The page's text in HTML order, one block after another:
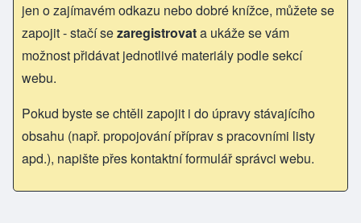
jen o zajímavém odkazu nebo dobré knížce, můžete se
zapojit - stačí sezaregistrovata ukáže se vám
možnost přidávat jednotlivé materiály podle sekcí
webu.
Pokud byste se chtěli zapojit i do úpravy stávajícího
obsahu (např. propojování příprav s pracovními listy
apd.), napište přes kontaktní formulář správci webu.